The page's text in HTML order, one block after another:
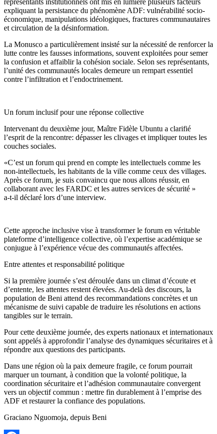
expliquant la persistance du phénomène ADF: vulnérabilité socio-
économique, manipulations idéologiques, fractures communautaires
et circulation de la désinformation.
La Monusco a particulièrement insisté sur la nécessité de renforcer la
lutte contre les fausses informations, souvent exploitées pour semer
la confusion et affaiblir la cohésion sociale. Selon ses représentants,
l’unité des communautés locales demeure un rempart essentiel
contre l’infiltration et l’endoctrinement.
Un forum inclusif pour une réponse collective
Intervenant du deuxième jour, Maître Fidèle Ubuntu a clarifié
l’esprit de la rencontre: dépasser les clivages et impliquer toutes les
couches sociales.
«C’est un forum qui prend en compte les intellectuels comme les
non-intellectuels, les habitants de la ville comme ceux des villages.
Après ce forum, je suis convaincu que nous allons réussir, en
collaborant avec les FARDC et les autres services de sécurité »
a-t-il déclaré lors d’une interview.
Cette approche inclusive vise à transformer le forum en véritable
plateforme d’intelligence collective, où l’expertise académique se
conjugue à l’expérience vécue des communautés affectées.
Entre attentes et responsabilité politique
Si la première journée s’est déroulée dans un climat d’écoute et
d’entente, les attentes restent élevées. Au-delà des discours, la
population de Beni attend des recommandations concrètes et un
mécanisme de suivi capable de traduire les résolutions en actions
tangibles sur le terrain.
Pour cette deuxième journée, des experts nationaux et internationaux
sont appelés à approfondir l’analyse des dynamiques sécuritaires et à
répondre aux questions des participants.
Dans une région où la paix demeure fragile, ce forum pourrait
marquer un tournant, à condition que la volonté politique, la
coordination sécuritaire et l’adhésion communautaire convergent
vers un objectif commun : mettre fin durablement à l’emprise des
ADF et restaurer la confiance des populations.
Graciano Nguomoja, depuis Beni